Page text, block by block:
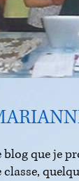
blog que je
classe,